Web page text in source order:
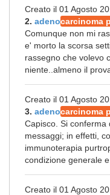
Creato il 01 Agosto
2. adenocarcinoma
Comunque non mi
e' morto la scorsa
rassegno che volevo
niente..almeno il
Creato il 01 Agosto
3. adenocarcinoma
Capisco. Si
messaggi; in effetti,
immunoterapia
condizione generale
Creato il 01 Agosto